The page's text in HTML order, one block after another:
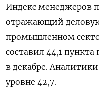
Индекс менеджеров
отражающий
промышленном
составил 44,1
в декабре.
уровне 42,7.